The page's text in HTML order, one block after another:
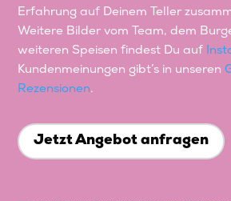
Erfahrung auf Deinem Teller
Weitere Bilder vom Team, dem
weiteren Speisen findest Du auf
Kundenmeinungen gibt’s in unseren
Rezensionen.
Jetzt Angebot anfragen